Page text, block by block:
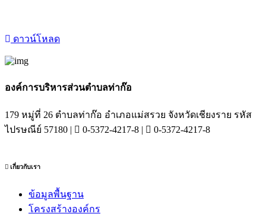
ดาวน์โหลด
องค์การบริหารส่วนตำบลท่าก๊อ
179 หมู่ที่ 26 ตำบลท่าก๊อ อำเภอแม่สรวย จังหวัดเชียงราย รหัส
ไปรษณีย์ 57180 |
0-5372-4217-8 | 0-5372-4217-8
เกี่ยวกับเรา
ข้อมูลพื้นฐาน
โครงสร้างองค์กร